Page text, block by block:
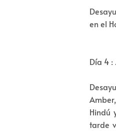
en el
Día 4 :
Hindú
tarde